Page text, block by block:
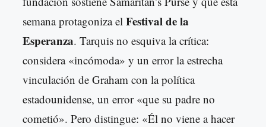
semana protagoniza el Festival de la
Esperanza. Tarquis no esquiva la crítica:
considera «incómoda» y un error la estrecha
vinculación de Graham con la política
estadounidense, un error «que su padre no
cometió». Pero distingue: «Él no viene a hacer